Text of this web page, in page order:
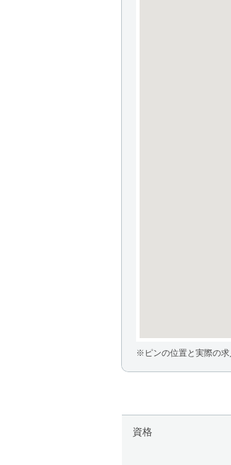
※ピンの位置と実際の求
資格